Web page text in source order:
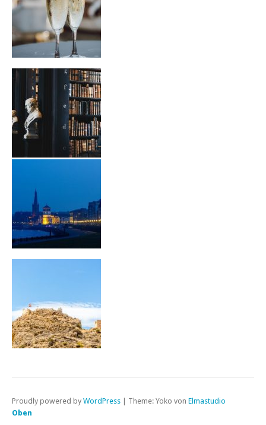
Proudly powered by WordPress Theme: Yoko von Elmastudio
Oben